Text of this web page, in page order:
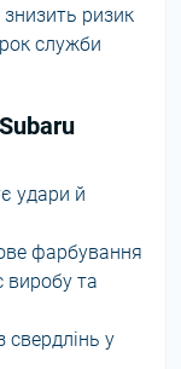
ризик
служби
удари й
фарбування
виробу та
свердлінь у